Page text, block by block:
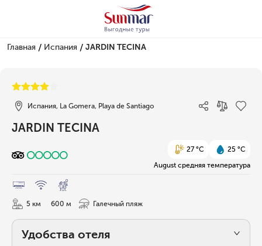
Главная / Испания / JARDIN TECINA
Испания, La Gomera, Playa de Santiago
JARDIN TECINA
27 °C
25 °C
August средняя температура
5 км 600 м Галечный пляж
Удобства отеля